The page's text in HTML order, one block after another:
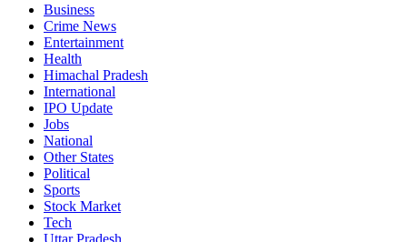
Business
Crime News
Entertainment
Health
Himachal Pradesh
International
IPO Update
Jobs
National
Other States
Political
Sports
Stock Market
Tech
Uttar Pradesh